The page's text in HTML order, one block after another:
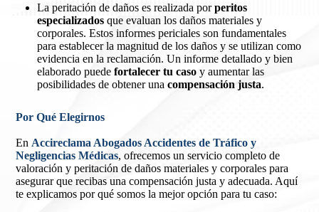
La peritación de daños es realizada porperitos
especializadosque evaluan los daños materiales y
corporales. Estos informes periciales son fundamentales
para establecer la magnitud de los daños y se utilizan como
evidencia en la reclamación. Un informe detallado y bien
elaborado puedefortalecer tu caso y aumentar las
posibilidades de obtener unacompensación justa.
Por Qué Elegirnos
En Accireclama Abogados Accidentes de Tráfico y
Negligencias Médicas, ofrecemos un servicio completo de
valoración y peritación de daños materiales y corporales para
asegurar que recibas una compensación justa y adecuada. Aquí
te explicamos por qué somos la mejor opción para tu caso: